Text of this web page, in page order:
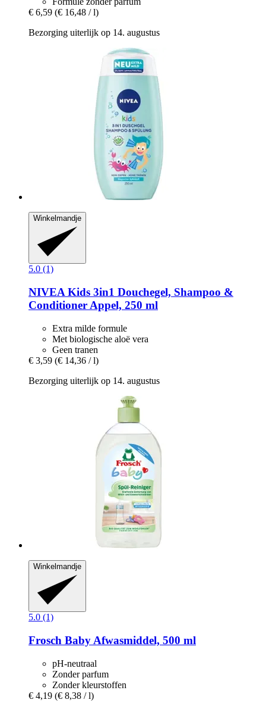
€ 6,59 (€ 16,48 / l)
Bezorging uiterlijk op 14. augustus
Winkelmandje
5.0 (1)
NIVEA Kids 3in1 Douchegel, Shampoo &
Conditioner Appel, 250 ml
Extra milde formule
Met biologische aloë vera
Geen tranen
€ 3,59 (€ 14,36 / l)
Bezorging uiterlijk op 14. augustus
Winkelmandje
5.0 (1)
Frosch Baby Afwasmiddel, 500 ml
pH-neutraal
Zonder parfum
Zonder kleurstoffen
€ 4,19 (€ 8,38 / l)